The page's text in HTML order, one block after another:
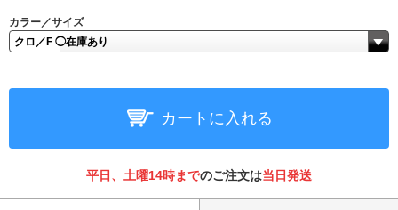
カラー／サイズ
カートに入れる
平日、土曜14時までのご注文は当日発送